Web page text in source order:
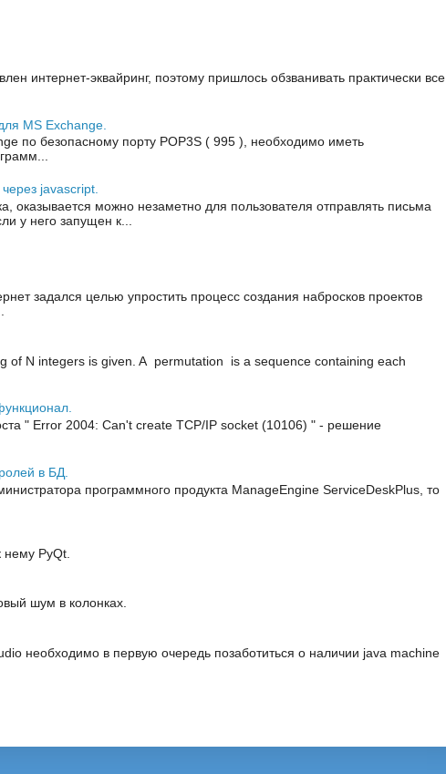
интернет-эквайринг, поэтому пришлось обзванивать практически все
MS Exchange.
по безопасному порту POP3S ( 995 ), необходимо иметь
javascript.
оказывается можно незаметно для пользователя отправлять письма
у него запущен к...
задался целью упростить процесс создания набросков проектов
of N integers is given. A permutation is a sequence containing each
" Error 2004: Can't create TCP/IP socket (10106) " - решение
в БД.
программного продукта ManageEngine ServiceDeskPlus, то
нему PyQt.
шум в колонках.
необходимо в первую очередь позаботиться о наличии java machine